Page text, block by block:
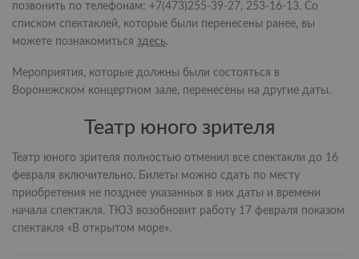
позвонить по телефонам: +7(473)255-39-27, 253-16-13. Со
списком спектаклей, которые были перенесены ранее, вы
можете познакомиться здесь.
Мероприятия, которые должны были состояться в
Воронежском концертном зале, перенесены на другие даты.
Театр юного зрителя
Театр юного зрителя полностью отменил все спектакли до 16
февраля включительно. Билеты можно сдать по месту
приобретения не позднее указанных в них даты и времени
начала спектакля. ТЮЗ возобновит работу 17 февраля показом
спектакля «В открытом море».